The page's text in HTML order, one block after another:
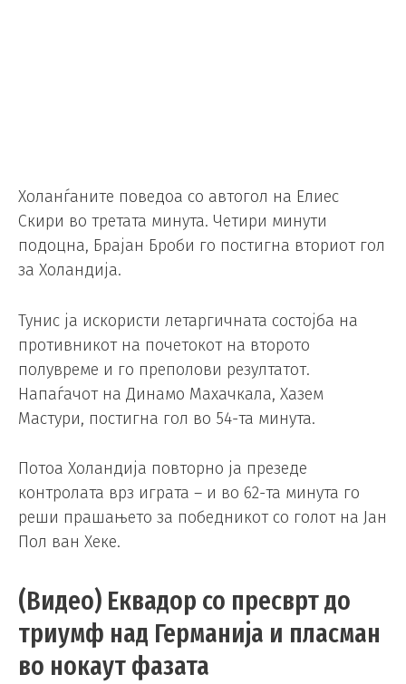
Холанѓаните поведоа со автогол на Елиес
Скири во третата минута. Четири минути
подоцна, Брајан Броби го постигна вториот гол
за Холандија.
Тунис ја искористи летаргичната состојба на
противникот на почетокот на второто
полувреме и го преполови резултатот.
Напаѓачот на Динамо Махачкала, Хазем
Мастури, постигна гол во 54-та минута.
Потоа Холандија повторно ја презеде
контролата врз играта – и во 62-та минута го
реши прашањето за победникот со голот на Јан
Пол ван Хеке.
(Видео) Еквадор со пресврт до
триумф над Германија и пласман
во нокаут фазата